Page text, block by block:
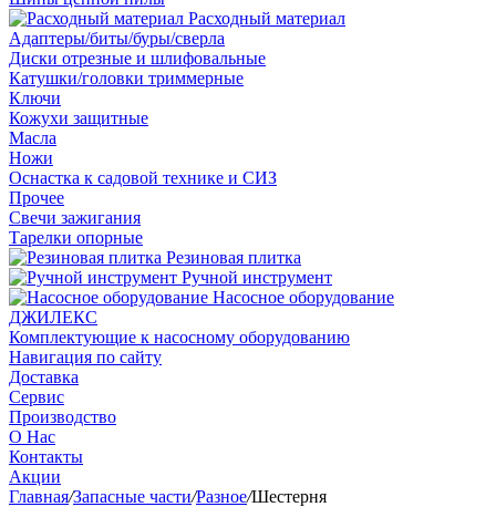
Расходный материал
Адаптеры/биты/буры/сверла
Диски отрезные и шлифовальные
Катушки/головки триммерные
Ключи
Кожухи защитные
Масла
Ножи
Оснастка к садовой технике и СИЗ
Прочее
Свечи зажигания
Тарелки опорные
Резиновая плитка
Ручной инструмент
Насосное оборудование
ДЖИЛЕКС
Комплектующие к насосному оборудованию
Навигация по сайту
Доставка
Сервис
Производство
О Нас
Контакты
Акции
Главная/Запасные части/Разное/Шестерня